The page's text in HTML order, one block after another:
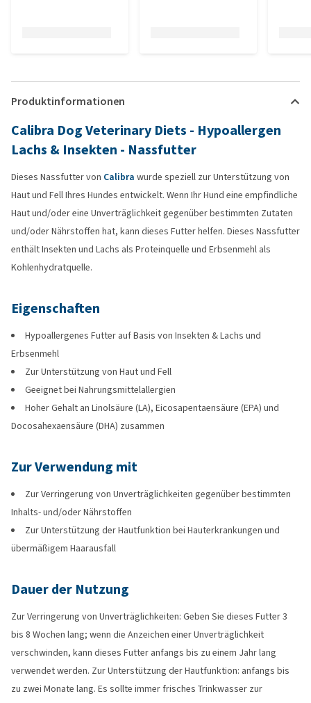
Produktinformationen
Calibra Dog Veterinary Diets - Hypoallergen
Lachs & Insekten - Nassfutter
Dieses Nassfutter von Calibra wurde speziell zur Unterstützung von
Haut und Fell Ihres Hundes entwickelt. Wenn Ihr Hund eine empfindliche
Haut und/oder eine Unverträglichkeit gegenüber bestimmten Zutaten
und/oder Nährstoffen hat, kann dieses Futter helfen. Dieses Nassfutter
enthält Insekten und Lachs als Proteinquelle und Erbsenmehl als
Kohlenhydratquelle.
Eigenschaften
Hypoallergenes Futter auf Basis von Insekten & Lachs und
Erbsenmehl
Zur Unterstützung von Haut und Fell
Geeignet bei Nahrungsmittelallergien
Hoher Gehalt an Linolsäure (LA), Eicosapentaensäure (EPA) und
Docosahexaensäure (DHA) zusammen
Zur Verwendung mit
Zur Verringerung von Unverträglichkeiten gegenüber bestimmten
Inhalts- und/oder Nährstoffen
Zur Unterstützung der Hautfunktion bei Hauterkrankungen und
übermäßigem Haarausfall
Dauer der Nutzung
Zur Verringerung von Unverträglichkeiten: Geben Sie dieses Futter 3
bis 8 Wochen lang; wenn die Anzeichen einer Unverträglichkeit
verschwinden, kann dieses Futter anfangs bis zu einem Jahr lang
verwendet werden. Zur Unterstützung der Hautfunktion: anfangs bis
zu zwei Monate lang. Es sollte immer frisches Trinkwasser zur